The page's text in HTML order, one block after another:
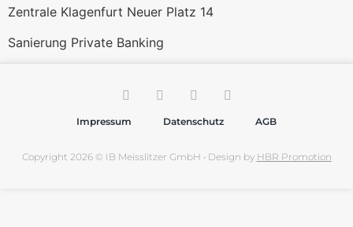
Zentrale Klagenfurt Neuer Platz 14
Sanierung Private Banking
Impressum Datenschutz AGB
Copyright 2026 © IB Meisslitzer GmbH • Design by HBR Promotion